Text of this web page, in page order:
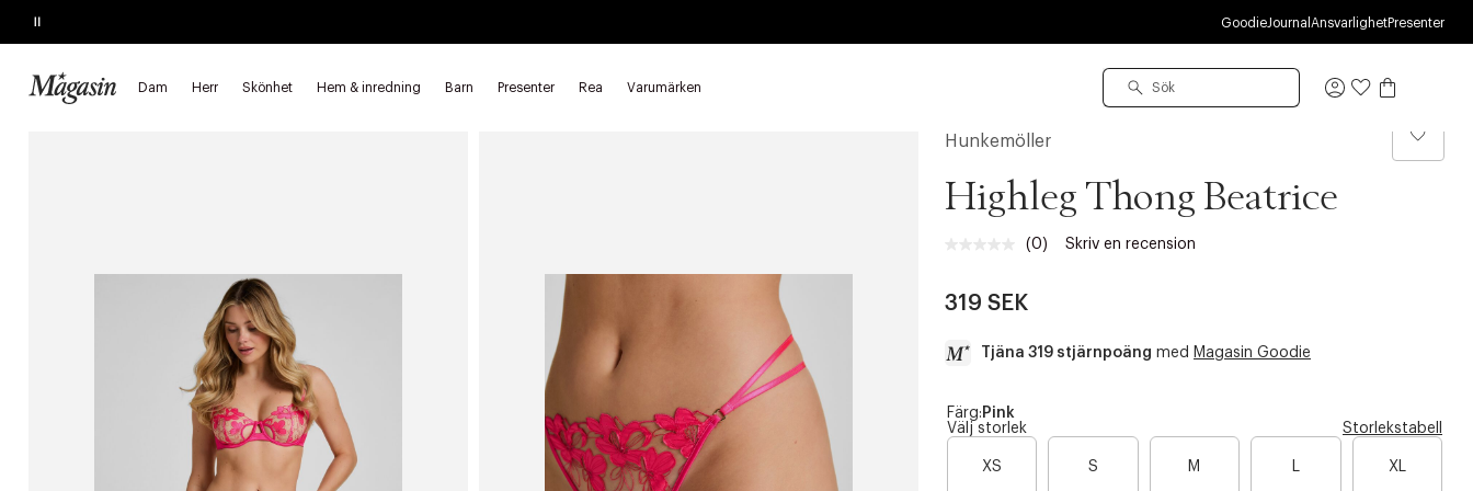
Pause GoodieJournal AnsvarlighetPresenter
Dam Herr Skönhet Hem & inredning Barn Presenter Rea Varumärken
Logga
REAN SLUTAR IMORGON
Startsida Dam Underkläder & pyjamasar Trosor String
Hunkemöller
Highleg Thong Beatrice
Inget
till
(0) Skriv en recension
319 SEK
Tjäna 319 stjärnpoäng med Magasin Goodie
a
c
Färg: Pink
Välj storlek
Storlekstabell
XS S M L XL